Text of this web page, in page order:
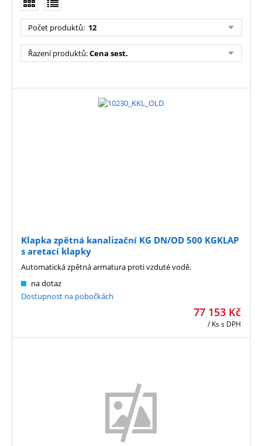
Počet produktů: 12
Řazení produktů:Cena sest.
Klapka zpětná kanalizační KG DN/OD 500 KGKLAP
s aretací klapky
77 153 Kč
/ Kss DPH
na dotaz
Dostupnost na pobočkách
Automatická zpětná armatura proti vzduté vodě.